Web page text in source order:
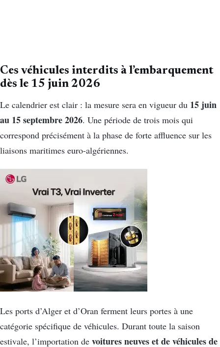
Ces véhicules interdits à l’embarquement
dès le 15 juin 2026
Le calendrier est clair : la mesure sera en vigueur du 15 juin
au 15 septembre 2026. Une période de trois mois qui
correspond précisément à la phase de forte affluence sur les
liaisons maritimes euro-algériennes.
Les ports d’Alger et d’Oran ferment leurs portes à une
catégorie spécifique de véhicules. Durant toute la saison
estivale, l’importation de voitures neuves et de véhicules de